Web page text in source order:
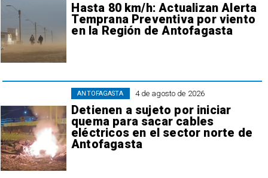
Hasta 80 km/h: Actualizan Alerta
Temprana Preventiva por viento
en la Región de Antofagasta
4 de agosto de 2026
Detienen a sujeto por iniciar
quema para sacar cables
eléctricos en el sector norte de
Antofagasta
ANTOFAGASTA